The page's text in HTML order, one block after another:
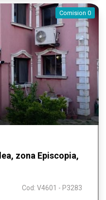
Comision 0
zona Episcopia,
Cod: V4601 - P3283